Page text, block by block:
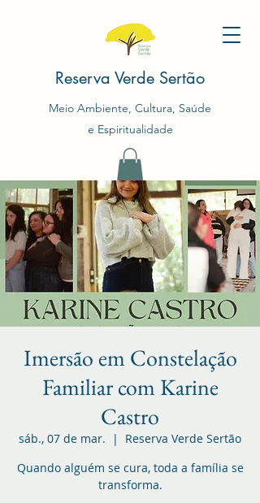
Reserva Verde Sertão
Meio Ambiente, Cultura, Saúde
e Espiritualidade
Imersão em Constelação
Familiar com Karine
Castro
sáb., 07 de mar.
  |
Reserva Verde Sertão
Quando alguém se cura, toda a família se
transforma.